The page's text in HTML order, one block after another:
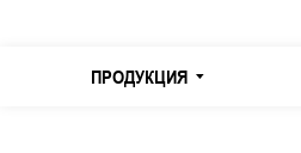
ПРОДУКЦИЯ